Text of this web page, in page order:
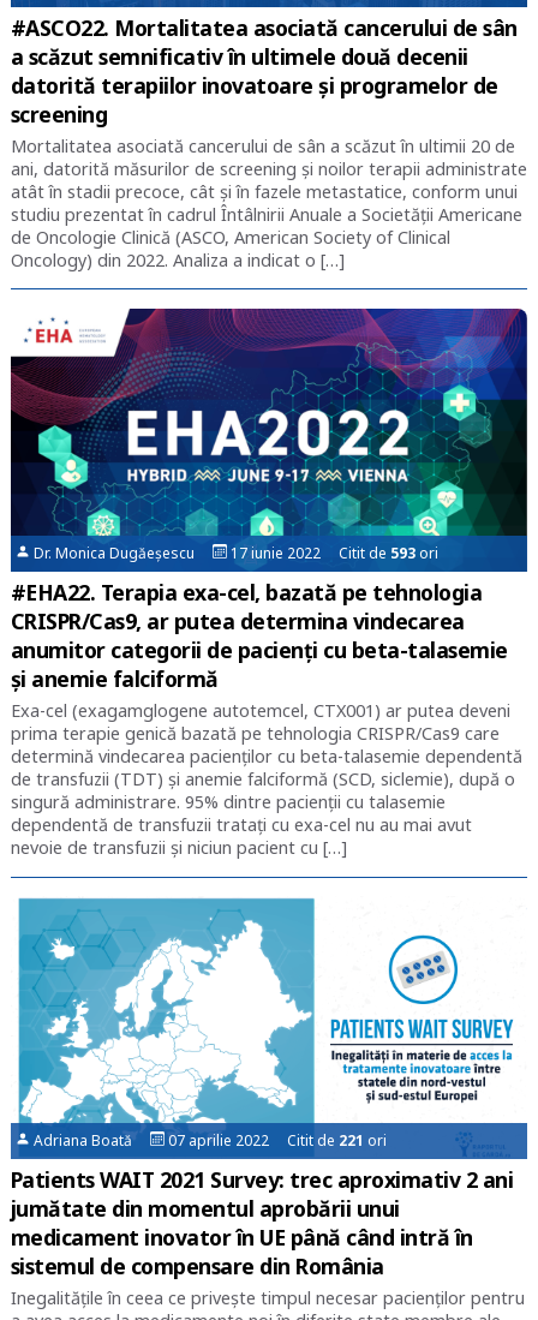
#ASCO22. Mortalitatea asociată cancerului de sân
a scăzut semnificativ în ultimele două decenii
datorită terapiilor inovatoare și programelor de
screening
Mortalitatea asociată cancerului de sân a scăzut în ultimii 20 de
ani, datorită măsurilor de screening şi noilor terapii administrate
atât în stadii precoce, cât și în fazele metastatice, conform unui
studiu prezentat în cadrul Întâlnirii Anuale a Societății Americane
de Oncologie Clinică (ASCO, American Society of Clinical
Oncology) din 2022. Analiza a indicat o […]
Dr. Monica Dugăeșescu 17 iunie 2022 Citit de 593ori
#EHA22. Terapia exa-cel, bazată pe tehnologia
CRISPR/Cas9, ar putea determina vindecarea
anumitor categorii de pacienți cu beta-talasemie
și anemie falciformă
Exa-cel (exagamglogene autotemcel, CTX001) ar putea deveni
prima terapie genică bazată pe tehnologia CRISPR/Cas9 care
determină vindecarea pacienţilor cu beta-talasemie dependentă
de transfuzii (TDT) şi anemie falciformă (SCD, siclemie), după o
singură administrare. 95% dintre pacienţii cu talasemie
dependentă de transfuzii trataţi cu exa-cel nu au mai avut
nevoie de transfuzii şi niciun pacient cu […]
Adriana Boată 07 aprilie 2022 Citit de 221 ori
Patients WAIT 2021 Survey: trec aproximativ 2 ani
jumătate din momentul aprobării unui
medicament inovator în UE până când intră în
sistemul de compensare din România
Inegalitățile în ceea ce privește timpul necesar pacienților pentru